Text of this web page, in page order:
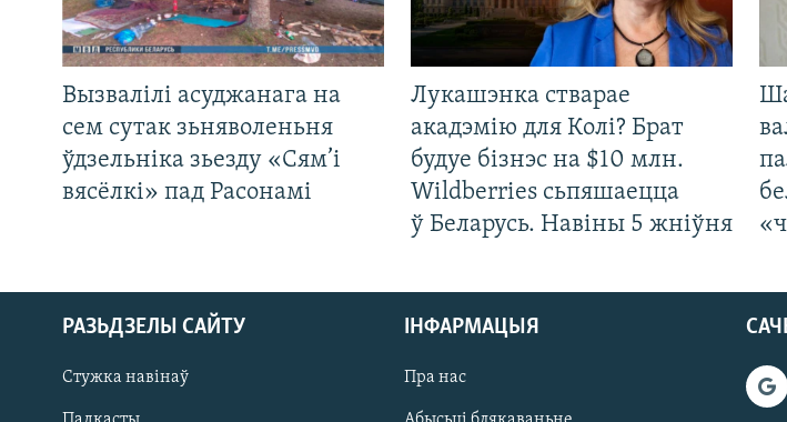
Вызвалілі асуджанага на
сем сутак зьняволеньня
ўдзельніка зьезду «Сям’і
вясёлкі» пад Расонамі
Лукашэнка стварае
акадэмію для Колі? Брат
будуе бізнэс на $10 млн.
Wildberries сьпяшаецца
ў Беларусь. Навіны 5 жніўня
РАЗЬДЗЕЛЫ САЙТУ
Стужка навінаў
ІНФАРМАЦЫЯ
Пра нас